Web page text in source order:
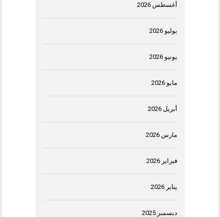
أغسطس 2026
يوليو 2026
يونيو 2026
مايو 2026
أبريل 2026
مارس 2026
فبراير 2026
يناير 2026
ديسمبر 2025